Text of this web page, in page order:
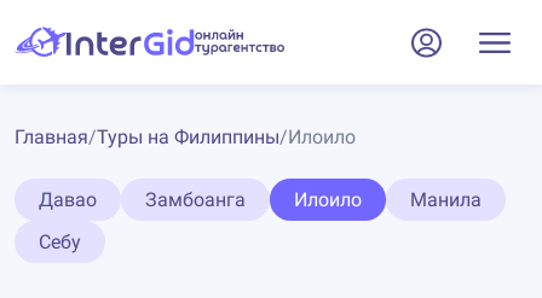
Главная/Туры на Филиппины/Илоило
Давао Замбоанга Илоило
Манила
Себу